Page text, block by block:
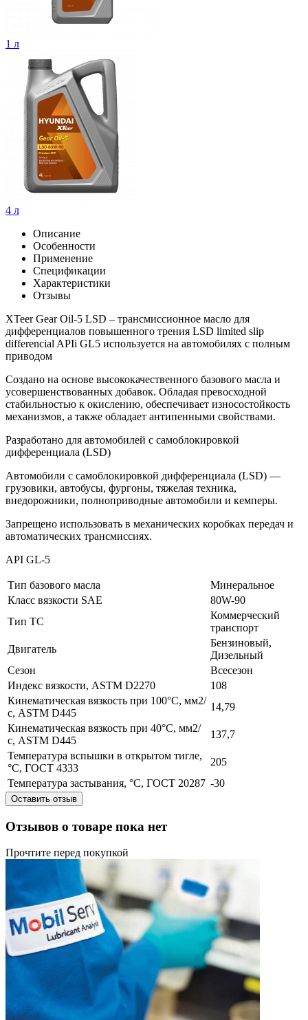
1 л
4 л
Описание
Особенности
Применение
Спецификации
Характеристики
Отзывы
XTeer Gear Oil-5 LSD – трансмиссионное масло для
дифференциалов повышенного трения LSD limited slip
differencial APIi GL5 используется на автомобилях с полным
приводом
Создано на основе высококачественного базового масла и
усовершенствованных добавок. Обладая превосходной
стабильностью к окислению, обеспечивает износостойкость
механизмов, а также обладает антипенными свойствами.
Разработано для автомобилей с самоблокировкой
дифференциала (LSD)
Автомобили с самоблокировкой дифференциала (LSD) —
грузовики, автобусы, фургоны, тяжелая техника,
внедорожники, полноприводные автомобили и кемперы.
Запрещено использовать в механических коробках передач и
автоматических трансмиссиях.
API GL-5
Тип базового масла
Минеральное
Класс вязкости SAE
80W-90
Тип ТС
Коммерческий
транспорт
Двигатель
Бензиновый,
Дизельный
Сезон
Всесезон
Индекс вязкости, ASTM D2270
108
Кинематическая вязкость при 100°C, мм2/
с, ASTM D445
14,79
Кинематическая вязкость при 40°C, мм2/
с, ASTM D445
137,7
Температура вспышки в открытом тигле,
°С, ГОСТ 4333
205
Температура застывания, °С, ГОСТ 20287 -30
Оставить отзыв
Отзывов о товаре пока нет
Прочтите перед покупкой